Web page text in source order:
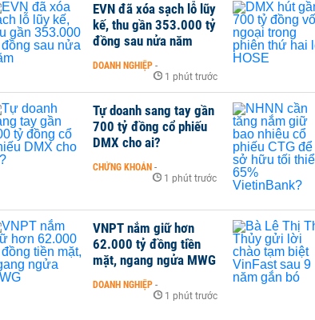
EVN đã xóa sạch lỗ lũy
kế, thu gần 353.000 tỷ
đồng sau nửa năm
DOANH NGHIỆP -
1 phút trước
Tự doanh sang tay gần
700 tỷ đồng cổ phiếu
DMX cho ai?
CHỨNG KHOÁN -
1 phút trước
VNPT nắm giữ hơn
62.000 tỷ đồng tiền
mặt, ngang ngửa MWG
DOANH NGHIỆP -
1 phút trước